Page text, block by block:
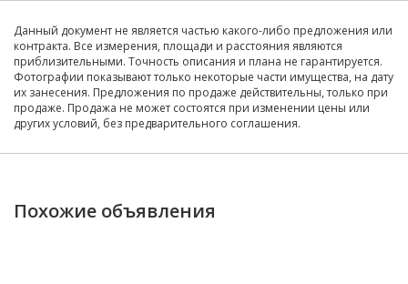
Данный документ не является частью какого-либо предложения или
контракта. Все измерения, площади и расстояния являются
приблизительными. Точность описания и плана не гарантируется.
Фотографии показывают только некоторые части имущества, на дату
их занесения. Предложения по продаже действительны, только при
продаже. Продажа не может состоятся при изменении цены или
других условий, без предварительного соглашения.
Похожие объявления